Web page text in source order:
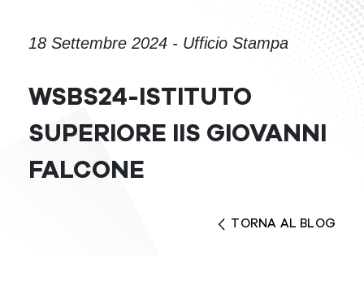
18 Settembre 2024 - Ufficio Stampa
WSBS24-ISTITUTO
SUPERIORE IIS GIOVANNI
FALCONE
TORNA AL BLOG